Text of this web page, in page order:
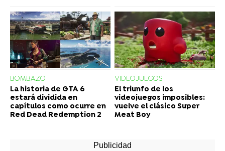
BOMBAZO
La historia de GTA 6
estará dividida en
capítulos como ocurre en
Red Dead Redemption 2
VIDEOJUEGOS
El triunfo de los
videojuegos imposibles:
vuelve el clásico Super
Meat Boy